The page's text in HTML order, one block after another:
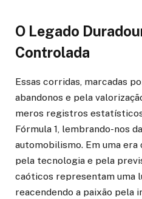
O Legado
Controlada
Essas corridas, marcadas
abandonos e pela
meros registros
Fórmula 1, lembrando-nos
automobilismo. Em uma era
pela tecnologia e pela
caóticos representam uma
reacendendo a paixão pela